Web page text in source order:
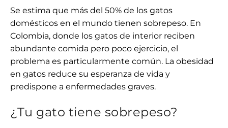
Se estima que más del 50% de los gatos
domésticos en el mundo tienen sobrepeso. En
Colombia, donde los gatos de interior reciben
abundante comida pero poco ejercicio, el
problema es particularmente común. La obesidad
en gatos reduce su esperanza de vida y
predispone a enfermedades graves.
¿Tu gato tiene sobrepeso?